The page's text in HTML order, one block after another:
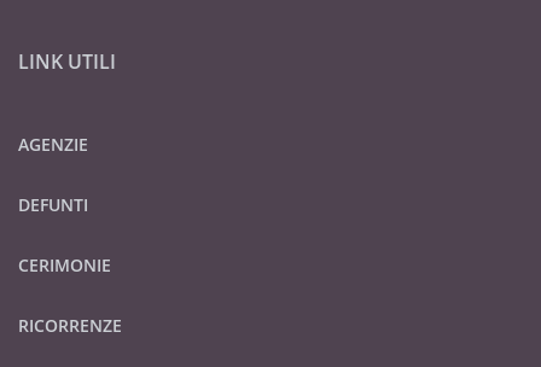
LINK UTILI
AGENZIE
DEFUNTI
CERIMONIE
RICORRENZE